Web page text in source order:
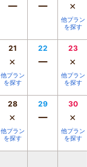
ー ー ×
他プラン
を探す
21
×
他プラン
を探す
22
ー
23
×
他プラン
を探す
28
×
他プラン
を探す
29
ー
30
×
他プラン
を探す